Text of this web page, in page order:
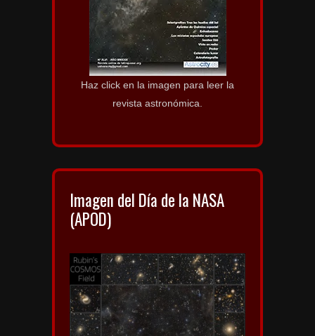
Haz click en la imagen para leer la
revista astronómica.
Imagen del Día de la NASA
(APOD)